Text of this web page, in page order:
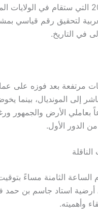
المتأهل إلى نهائيات كأس العالم 2026 التي
لتحقيق رقم قياسي
في التاريخ.
مرتفعة بعد فوزه على
إلى المونديال، بينما
بعاملي الأرض والجمهور
الساعة الثامنة مساءً
أرضية استاد جاسم بن
وأهميته.